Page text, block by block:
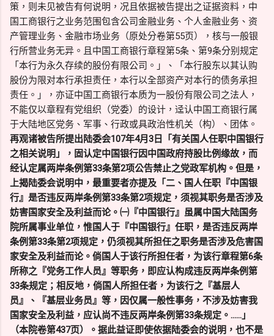
策，则未见被告有何说明，况且依据被告提出之证据资料，中
国工商银行之业务范围包含公司金融业务、个人金融业务、资
产管理业务、金融市场业务（原处分卷第55页），核与一般银
行所营业务无异。且中国工商银行章程第5条、第9条分别规定
「本行为永久存续的股份有限公司。」、「本行股东以其认购
股份为限对本行承担责任，本行以全部资产对本行的债务承担
责任。」，亦证中国工商银行本质为一股份有限公司之法人，
不能仅以章程有党组织（党委）的设计，迳认中国工商银行属
于大陆地区党务、军事、行政或具政治性机关（构）、团体。
再观诸被告所提出陆委会107年4月3日「有关国人任职中国银行
之相关说明」，固认定中国银行因中国政府持股比例缘故，而
经认定属两岸条例第33条第2项公告禁止之党政军机构。但是，
上揭陆委会说明中，最重要者亦提及「二、国人任职『中国银
行』是否违反两岸条例第33条第2项规定，须视其职务是否涉及
妨害国家安全及利益而论。㈠『中国银行』虽属中国大陆国务
院所属事业单位，惟国人于『中国银行』任职，是否违反两岸
条例第33条第2项规定，仍须视其所担任之职务是否涉及危害国
家安全及利益而论。倘国人于该行所担任者，为该行章程第6条
所称之『党务工作人员』等职务，即应认构成违反两岸条例第
33条规定；相反地，倘国人所担任者，为该行之『基层人
员』、『基层业务员』等，因仅属一般性事务，不涉及妨害我
国家安全及利益，应认尚不违反两岸条例第33条规定。……」
（本院卷第437页）。据此益证即使依据陆委会的说明，也不是